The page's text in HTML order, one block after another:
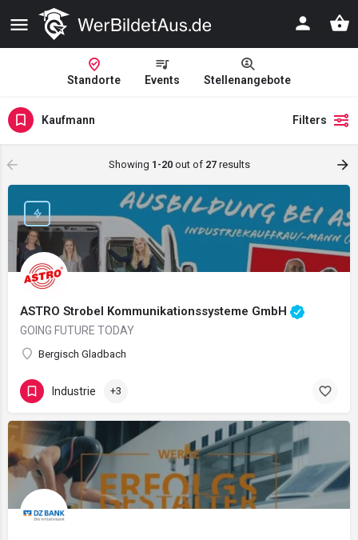
Standorte Events Stellenangebote
Kaufmann Filters
Showing 1-20out of 27results
ASTRO Strobel Kommunikationssysteme GmbH
GOING FUTURE TODAY
Bergisch Gladbach
Industrie +3